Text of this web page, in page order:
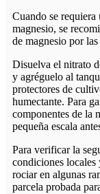
Cuando se
magnesio, se
de magnesio por
Disuelva el nitrato
y agréguelo al
protectores de
humectante. Para
componentes de la
pequeña escala
Para verificar la
condiciones locales
rociar en algunas
parcela probada